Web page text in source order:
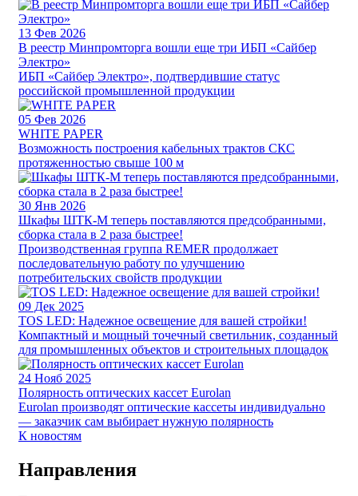
13 Фев 2026
В реестр Минпромторга вошли еще три ИБП «Сайбер
Электро»
ИБП «Сайбер Электро», подтвердившие статус
российской промышленной продукции
05 Фев 2026
WHITE PAPER
Возможность построения кабельных трактов СКС
протяженностью свыше 100 м
30 Янв 2026
Шкафы ШТК-М теперь поставляются предсобранными,
сборка стала в 2 раза быстрее!
Производственная группа REMER продолжает
последовательную работу по улучшению
потребительских свойств продукции
09 Дек 2025
TOS LED: Надежное освещение для вашей стройки!
Компактный и мощный точечный светильник, созданный
для промышленных объектов и строительных площадок
24 Нояб 2025
Полярность оптических кассет Eurolan
Eurolan производят оптические кассеты индивидуально
— заказчик сам выбирает нужную полярность
К новостям
Направления